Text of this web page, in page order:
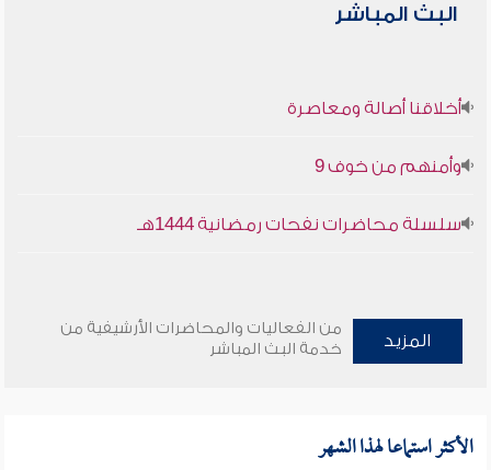
البث المباشر
أخلاقنا أصالة ومعاصرة
وأمنهم من خوف 9
سلسلة محاضرات نفحات رمضانية 1444هـ
المزيد
من الفعاليات والمحاضرات الأرشيفية من
خدمة البث المباشر
الأكثر استماعا لهذا الشهر